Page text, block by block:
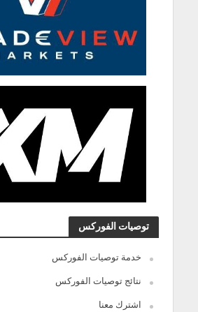
توصيات الفوركس
خدمة توصيات الفوركس
نتائج توصيات الفوركس
اشترك معنا